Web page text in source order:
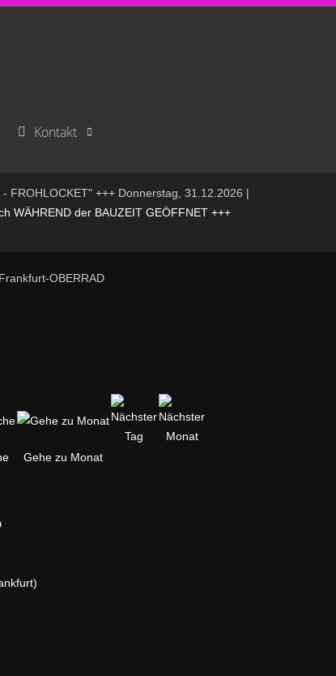
Kontakt
FROHLOCKET" +++ Donnerstag, 31.12.2026 |
WÄHREND der BAUZEIT GEÖFFNET +++
OBERRAD
Gehe zu Monat